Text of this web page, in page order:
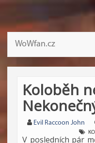
WoWfan.cz
Koloběh
Evil Raccoon John
V posledních pár